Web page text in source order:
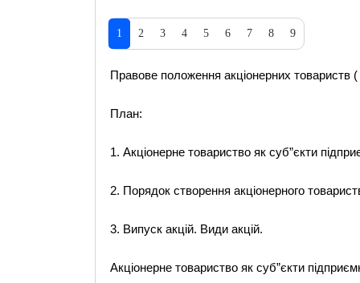
1 2 3 4 5 6 7 8 9
Правове положення акціонерних товариств
План:
1. Акціонерне товариство як суб”єкти
2. Порядок створення акціонерного
3. Випуск акцій. Види акцій.
Акціонерне товариство як суб”єкти